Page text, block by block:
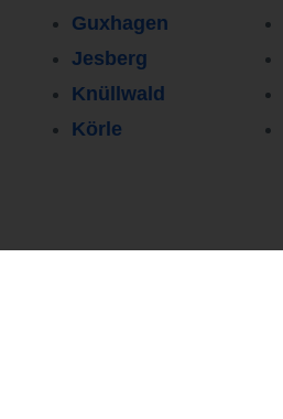
Guxhagen
Jesberg
Knüllwald
Körle